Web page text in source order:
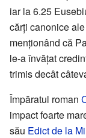
iar la 6.25
cărți canonice
menționând că
le-a învățat
trimis decât
Împăratul roman
impact foarte
său Edict de la